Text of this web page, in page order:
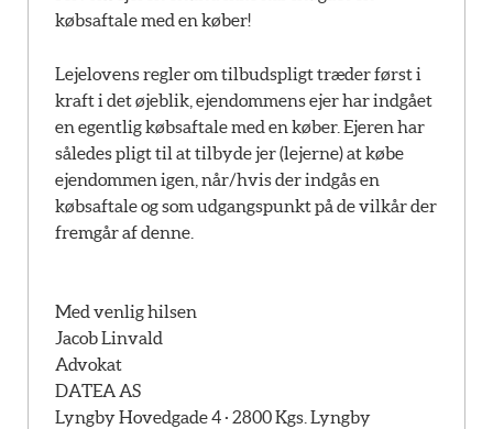
købsaftale med en køber!
Lejelovens regler om tilbudspligt træder først i
kraft i det øjeblik, ejendommens ejer har indgået
en egentlig købsaftale med en køber. Ejeren har
således pligt til at tilbyde jer (lejerne) at købe
ejendommen igen, når/hvis der indgås en
købsaftale og som udgangspunkt på de vilkår der
fremgår af denne.
Med venlig hilsen
Jacob Linvald
Advokat
DATEA AS
Lyngby Hovedgade 4 · 2800 Kgs. Lyngby